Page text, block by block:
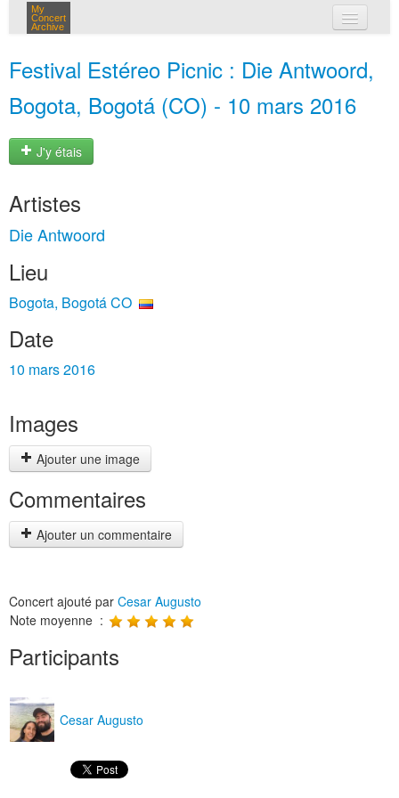
My
Concert
Archive
Festival Estéreo Picnic : Die Antwoord,
Bogota, Bogotá (CO) - 10 mars 2016
J'y étais
Artistes
Die Antwoord
Lieu
Bogota, Bogotá CO
Date
10 mars 2016
Images
Ajouter une image
Commentaires
Ajouter un commentaire
Concert ajouté par Cesar Augusto
Note moyenne :
Participants
Cesar Augusto